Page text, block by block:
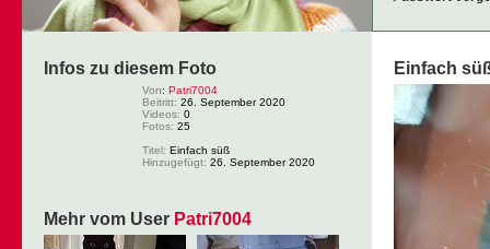
Infos zu diesem Foto
Von: Patri7004
Beitritt: 26. September 2020
Videos: 0
Fotos: 25
Titel: Einfach süß
Hinzugefügt: 26. September 2020
Mehr vom User Patri7004
Einfach